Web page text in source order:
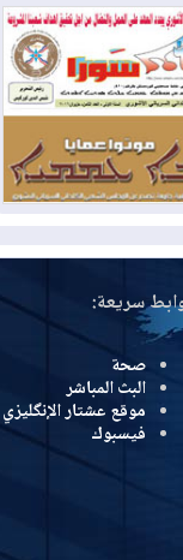
الانتخابات
أهلية" في
كوردستان في
سريعة:
صحة
البث المباشر
موقع عشتار الإنگليزي
فيسبوك